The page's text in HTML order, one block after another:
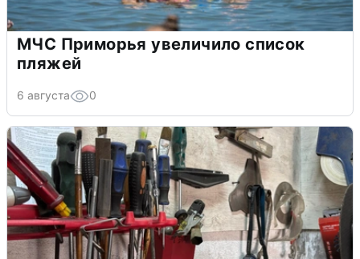
МЧС Приморья увеличило список
пляжей
6 августа 0